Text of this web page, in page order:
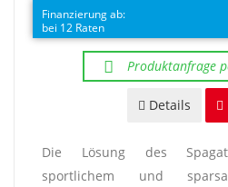
Finanzierung ab:
bei 12 Raten
Produktanfrage
Details
Die Lösung des
sportlichem und